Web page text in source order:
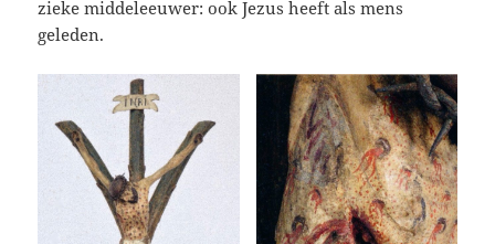
zieke middeleeuwer: ook Jezus heeft als mens
geleden.